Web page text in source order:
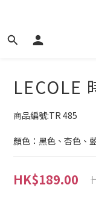
LECOLE
商品編號:TR 485
顏色：黑色、杏色、
HK$189.00